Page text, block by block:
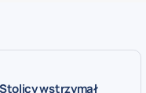
wstrzymał